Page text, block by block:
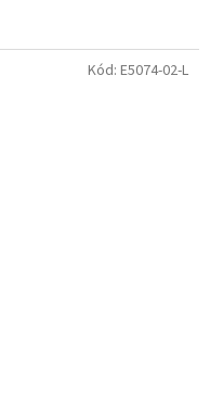
Kód: E5074-02-L